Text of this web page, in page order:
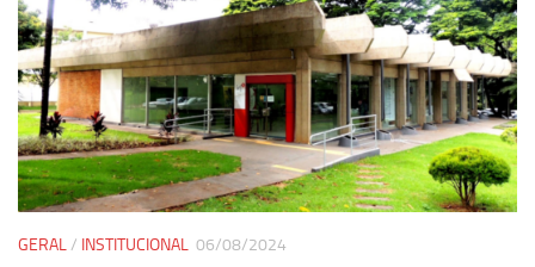
Inscrição
Atividades
Cátedras
Pesquisa
Grupos de Estudo
GERAL/ INSTITUCIONAL 06/08/2024